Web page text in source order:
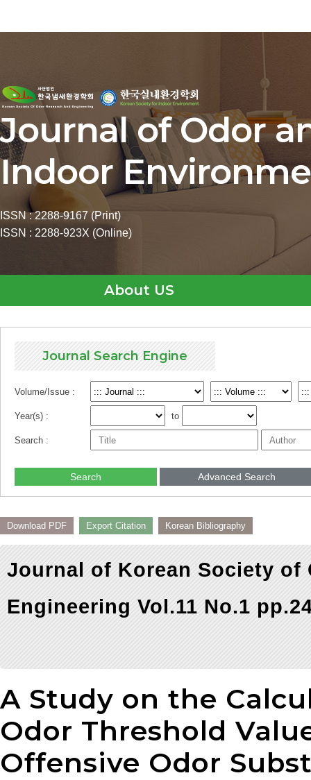
Journal of Odor
Indoor
ISSN : 2288-9167 (Print)
ISSN : 2288-923X (Online)
About US
Journal Search Engine
Volume/Issue :
Year(s) : to
Search :
Search Advanced Search
Download PDF Export Citation Korean Bibliography
Journal of Korean Society of
Engineering Vol.11 No.1
A Study on the
Odor Threshold
Offensive Odor